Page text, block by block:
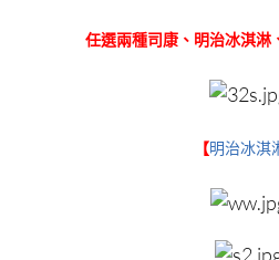
任選兩種司康、明治冰淇淋
【明治冰淇